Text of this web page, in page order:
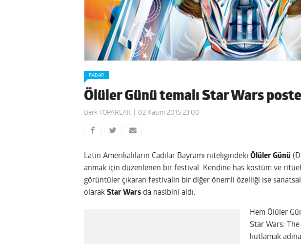
RADAR
Ölüler Günü temalı Star Wars
Berk TOPARLAK 02 Kasım 2015 23:00
Latin Amerikalıların Cadılar Bayramı niteliğindeki Ölüler Günü
anmak için düzenlenen bir festival. Kendine has kostüm ve
görüntüler çıkaran festivalin bir diğer önemli özelliği ise
olarak Star Wars da nasibini aldı.
Hem Ölüler
Star Wars:
kutlamak adına